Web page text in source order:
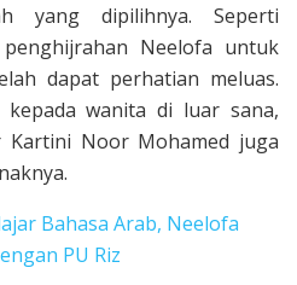
yang dipilihnya. Seperti
Neelofa untuk
dapat perhatian meluas.
kepada wanita di luar sana,
Noor Mohamed juga
Bahasa Arab, Neelofa
PU Riz